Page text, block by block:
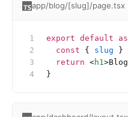
app/blog/[slug]/page.tsx
export default
  const
{ slug }
  return
<h1
}